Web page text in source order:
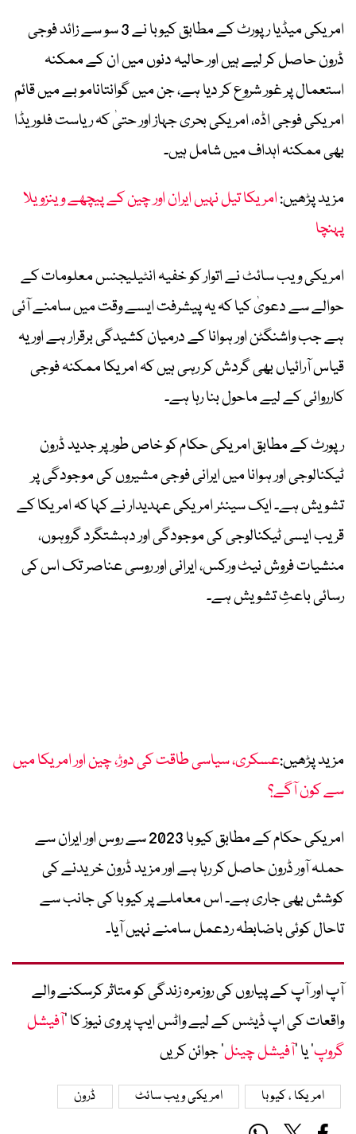
امریکی میڈیا رپورٹ کے مطابق کیوبا نے 3 سو سے زائد فوجی
ڈرون حاصل کر لیے ہیں اور حالیہ دنوں میں ان کے ممکنہ
استعمال پر غور شروع کر دیا ہے، جن میں گوانتانامو بے میں قائم
امریکی فوجی اڈہ، امریکی بحری جہاز اور حتیٰ کہ ریاست فلوریڈا
بھی ممکنہ اہداف میں شامل ہیں۔
مزید پڑھیں:امریکا تیل نہیں ایران اور چین کے پیچھے وینزویلا
پہنچا
امریکی ویب سائٹ نے اتوار کو خفیہ انٹیلیجنس معلومات کے
حوالے سے دعویٰ کیا کہ یہ پیشرفت ایسے وقت میں سامنے آئی
ہے جب واشنگٹن اور ہوانا کے درمیان کشیدگی برقرار ہے اور یہ
قیاس آرائیاں بھی گردش کر رہی ہیں کہ امریکا ممکنہ فوجی
کارروائی کے لیے ماحول بنا رہا ہے۔
رپورٹ کے مطابق امریکی حکام کو خاص طور پر جدید ڈرون
ٹیکنالوجی اور ہوانا میں ایرانی فوجی مشیروں کی موجودگی پر
تشویش ہے۔ ایک سینئر امریکی عہدیدار نے کہا کہ امریکا کے
قریب ایسی ٹیکنالوجی کی موجودگی اور دہشتگرد گروہوں،
منشیات فروش نیٹ ورکس، ایرانی اور روسی عناصر تک اس کی
رسائی باعثِ تشویش ہے۔
مزید پڑھیں:عسکری، سیاسی طاقت کی دوڑ، چین اور امریکا میں
سے کون آگے؟
امریکی حکام کے مطابق کیوبا 2023 سے روس اور ایران سے
حملہ آور ڈرون حاصل کر رہا ہے اور مزید ڈرون خریدنے کی
کوشش بھی جاری ہے۔ اس معاملے پر کیوبا کی جانب سے
تاحال کوئی باضابطہ ردعمل سامنے نہیں آیا۔
آپ اور آپ کے پیاروں کی روزمرہ زندگی کو متاثر کرسکنے والے
واقعات کی اپ ڈیٹس کے لیے واٹس ایپ پر وی نیوز کا ’آفیشل
گروپ‘ یا ’آفیشل چینل‘ جوائن کریں
امریکا ، کیوبا امریکی ویب سائٹ ڈرون